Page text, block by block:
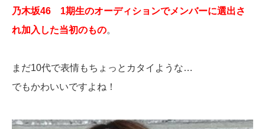
乃木坂46 1期生のオーディションでメンバーに選出さ
れ加入した当初のもの。
まだ10代で表情もちょっとカタイような…
でもかわいいですよね！